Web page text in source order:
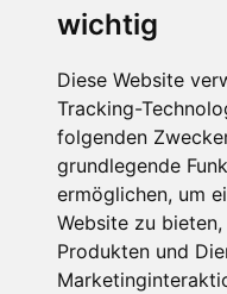
wichtig
Diese Website
Tracking-
folgenden
grundlegende
ermöglichen, um
Website zu bieten,
Produkten und